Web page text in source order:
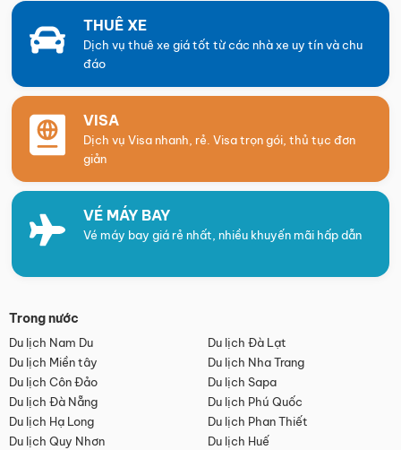
THUÊ XE
Dịch vụ thuê xe giá tốt từ các nhà xe uy tín và chu
đáo
VISA
Dịch vụ Visa nhanh, rẻ. Visa trọn gói, thủ tục đơn
giản
VÉ MÁY BAY
Vé máy bay giá rẻ nhất, nhiều khuyến mãi hấp dẫn
Trong nước
Du lịch Nam Du
Du lịch Đà Lạt
Du lịch Miền tây
Du lịch Nha Trang
Du lịch Côn Đảo
Du lịch Sapa
Du lịch Đà Nẵng
Du lịch Phú Quốc
Du lịch Hạ Long
Du lịch Phan Thiết
Du lịch Quy Nhơn
Du lịch Huế